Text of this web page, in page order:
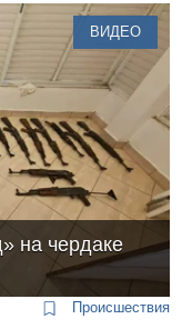
этого
и Самарии и
в руки
ВИДЕО
на чердаке
Происшествия